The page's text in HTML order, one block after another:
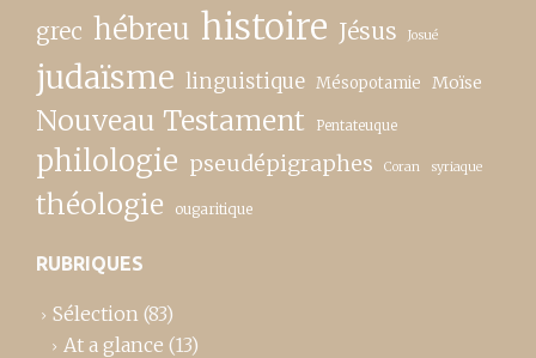
grec hébreu histoire Jésus Josué
judaïsme linguistique Mésopotamie Moïse
Nouveau Testament Pentateuque
philologie pseudépigraphes Coran syriaque
théologie ougaritique
RUBRIQUES
Sélection (83)
At a glance (13)